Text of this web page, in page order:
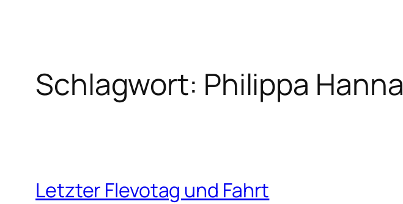
Schlagwort: Philippa Hanna
Letzter Flevotag und Fahrt